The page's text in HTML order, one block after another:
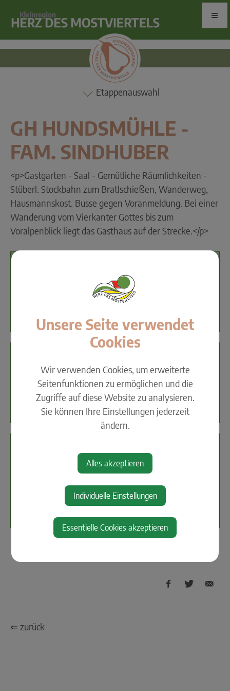
Etappenauswahl
GH HUNDSMÜHLE -
FAM. SINDHUBER
<p>Gastgarten - Saal - Gemütliche Räumlichkeiten -
Stüberl. Stockbahn zum Bratlschießen, Wanderweg,
Hausmannskost. Busse gegen Voranmeldung. Bei einer
Wanderung vom Vierkanter Gottes bis zum
Voralpenblick liegt das Gasthaus auf der Strecke.</p>
gh.sindhuber@aon.at
https://www.gh-hundsmuehle.at
Sonntag 09:00 - 22:00; Montag 09:00 - 22:00;
Dienstag 09:00 - 22:00; Freitag 09:00 - 22:00;
Samstag 09:00 - 22:00
3353 Seitenstetten
⇐ zurück
Unsere Seite verwendet
Cookies
Wir verwenden Cookies, um erweiterte
Seitenfunktionen zu ermöglichen und die
Zugriffe auf diese Website zu analysieren.
Sie können Ihre Einstellungen jederzeit
ändern.
Alles akzeptieren
Individuelle Einstellungen
Essentielle Cookies akzeptieren